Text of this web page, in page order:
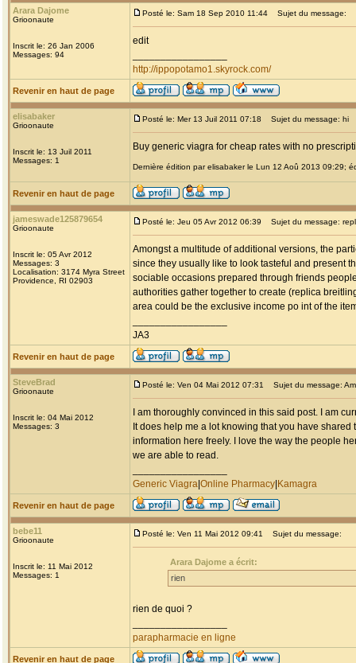
Arara Dajome
Grioonaute
Inscrit le: 26 Jan 2006
Messages: 94
Posté le: Sam 18 Sep 2010 11:44 Sujet du message:
edit
http://ippopotamo1.skyrock.com/
Revenir en haut de page
elisabaker
Grioonaute
Inscrit le: 13 Juil 2011
Messages: 1
Posté le: Mer 13 Juil 2011 07:18 Sujet du message: hi
Buy generic viagra for cheap rates with no
Dernière édition par elisabaker le Lun 12 Aoû 2013 09:29;
Revenir en haut de page
jameswade125879654
Grioonaute
Inscrit le: 05 Avr 2012
Messages: 3
Localisation: 3174 Myra Street
Providence, RI 02903
Posté le: Jeu 05 Avr 2012 06:39 Sujet du message:
Amongst a multitude of additional versions, the
since they usually like to look tasteful and present
sociable occasions prepared through friends
authorities gather together to create (replica
area could be the exclusive income po int of the
JA3
Revenir en haut de page
SteveBrad
Grioonaute
Inscrit le: 04 Mai 2012
Messages: 3
Posté le: Ven 04 Mai 2012 07:31 Sujet du message:
I am thoroughly convinced in this said post. I am
It does help me a lot knowing that you have shared
information here freely. I love the way the people
we are able to read.
Generic Viagra Online Pharmacy Kamagra
Revenir en haut de page
bebe11
Grioonaute
Inscrit le: 11 Mai 2012
Messages: 1
Posté le: Ven 11 Mai 2012 09:41 Sujet du message:
Arara Dajome a écrit:
rien
rien de quoi ?
parapharmacie en ligne
Revenir en haut de page